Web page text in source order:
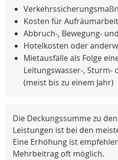
Kosten für
Abbruch-, Bewegung-
Hotelkosten oder
Mietausfälle als Folge
Leitungswasser-, Sturm-
(meist bis zu einem Jahr)
Die Deckungssumme zu
Leistungen ist bei den
Eine Erhöhung ist
Mehrbeitrag oft möglich.